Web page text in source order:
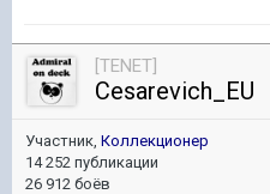
[TENET]
Cesarevich_EU
Участник, Коллекционер
14 252 публикации
26 912 боёв